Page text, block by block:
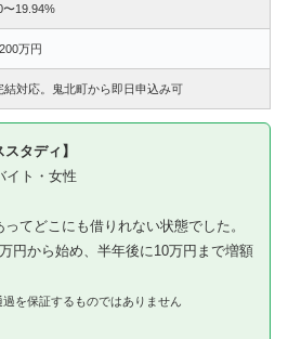
〜19.94%
万円
結対応。鬼北町から即日申込み可
タディ】
イト・女性
ってどこにも借りれない状態でした。
円から始め、半年後に10万円まで増額
を保証するものではありません